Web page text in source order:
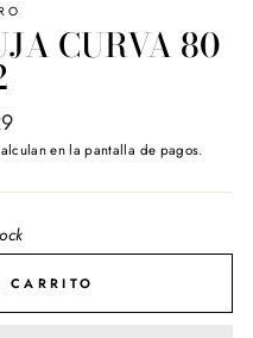
CURVA 80
en la pantalla de pagos.
CARRITO